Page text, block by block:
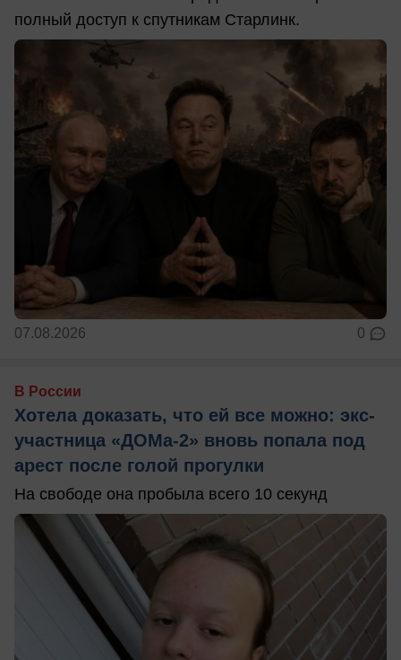
полный доступ к спутникам Старлинк.
07.08.2026 0
В России
Хотела доказать, что ей все можно: экс-
участница «ДОМа-2» вновь попала под
арест после голой прогулки
На свободе она пробыла всего 10 секунд